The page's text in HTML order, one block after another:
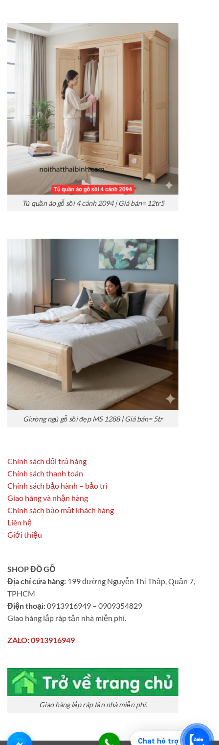
Chat hỗ trợ
Tủ quần áo gỗ sồi 4 cánh 2094 | Giá bán= 12tr5
Giường ngủ gỗ sồi đẹp MS 1288 | Giá bán= 5tr
Chính sách đổi trả hàng
Chính sách thanh toán
Chính sách bảo hành – bảo trì
Giao hàng và nhận hàng
Chính sách bảo mật khách hàng
Liên hệ
Giới thiệu
SHOP ĐỒ GỖ
Địa chỉ cửa hàng: 199 đường Nguyễn Thị Thập, Quận 7,
TPHCM
Điện thoại:0913916949 – 0909354829
Giao hàng lắp ráp tận nhà miễn phí.
ZALO: 0913916949
Giao hàng lắp ráp tận nhà miễn phí.